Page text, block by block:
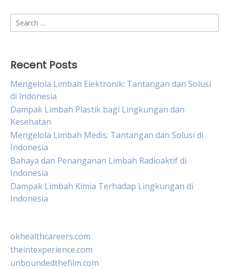
Search
for:
Recent Posts
Mengelola Limbah Elektronik: Tantangan dan Solusi
di Indonesia
Dampak Limbah Plastik bagi Lingkungan dan
Kesehatan
Mengelola Limbah Medis: Tantangan dan Solusi di
Indonesia
Bahaya dan Penanganan Limbah Radioaktif di
Indonesia
Dampak Limbah Kimia Terhadap Lingkungan di
Indonesia
okhealthcareers.com
theintexperience.com
unboundedthefilm.com